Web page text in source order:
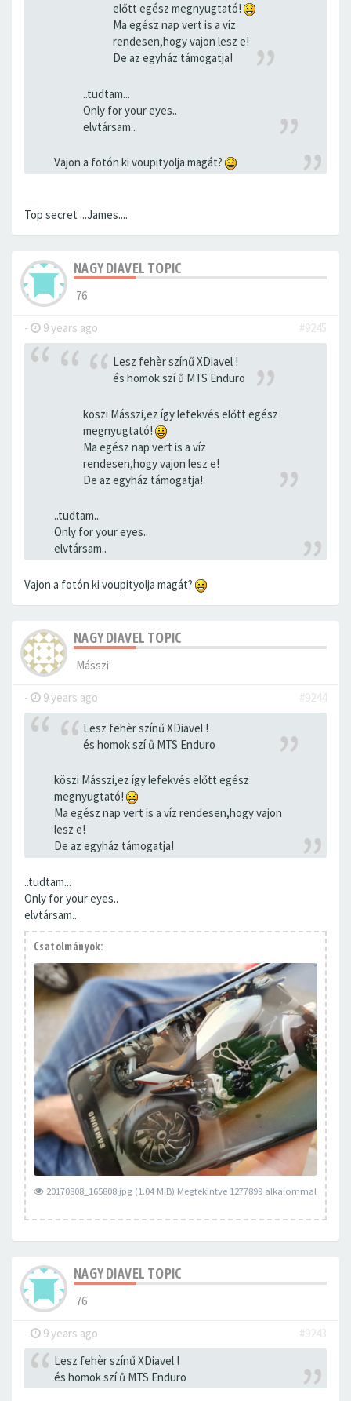
előtt egész megnyugtató!
Ma egész nap vert is a víz
rendesen,hogy vajon lesz e!
De az egyház támogatja!
..tudtam...
Only for your eyes..
elvtársam..
Vajon a fotón ki voupityolja magát?
Top secret ...James....
NAGY DIAVEL TOPIC
76
- 9 years ago #9245
Lesz fehèr színű XDiavel !
és homok szí ů MTS Enduro
köszi Másszi,ez így lefekvés előtt egész
megnyugtató!
Ma egész nap vert is a víz
rendesen,hogy vajon lesz e!
De az egyház támogatja!
..tudtam...
Only for your eyes..
elvtársam..
Vajon a fotón ki voupityolja magát?
NAGY DIAVEL TOPIC
Másszi
- 9 years ago #9244
Lesz fehèr színű XDiavel !
és homok szí ů MTS Enduro
köszi Másszi,ez így lefekvés előtt egész
megnyugtató!
Ma egész nap vert is a víz rendesen,hogy vajon
lesz e!
De az egyház támogatja!
..tudtam...
Only for your eyes..
elvtársam..
Csatolmányok:
20170808_165808.jpg (1.04 MiB) Megtekintve 1277899 alkalommal
NAGY DIAVEL TOPIC
76
- 9 years ago
#9243
Lesz fehèr színű XDiavel !
és homok szí ů MTS Enduro